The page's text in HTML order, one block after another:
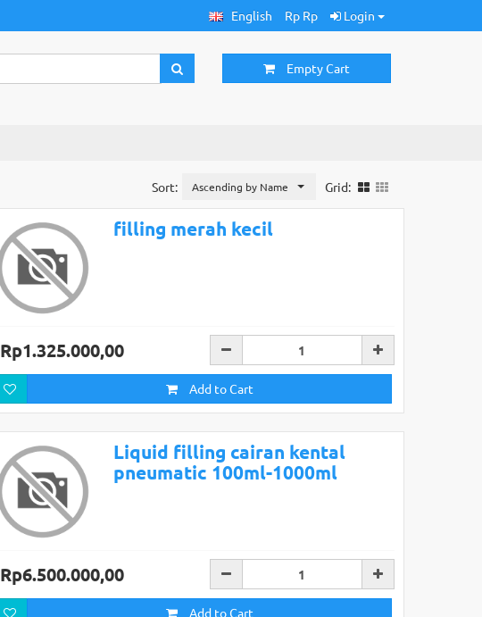
English Rp Rp Login
Empty Cart
Grid:
Sort: Ascending by Name
filling merah kecil
Rp1.325.000,00
Add to Cart
Liquid filling cairan kental
pneumatic 100ml-1000ml
Rp6.500.000,00
Add to Cart